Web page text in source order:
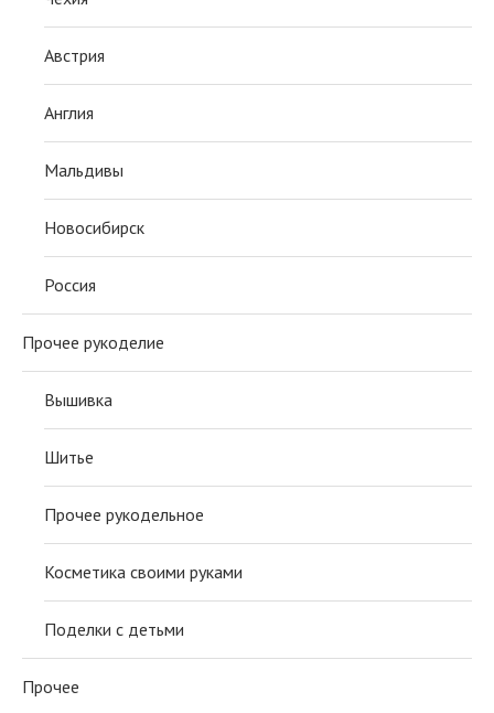
Австрия
Англия
Мальдивы
Новосибирск
Россия
Прочее рукоделие
Вышивка
Шитье
Прочее рукодельное
Косметика своими руками
Поделки с детьми
Прочее